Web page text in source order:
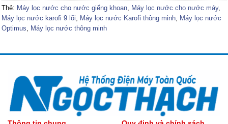
Thẻ: Máy lọc nước cho nước giếng khoan, Máy lọc nước cho nước máy,
Máy lọc nước karofi 9 lõi
Máy lọc nước Karofi thông minh, Máy lọc nước
Optimus
Máy lọc nước thông minh